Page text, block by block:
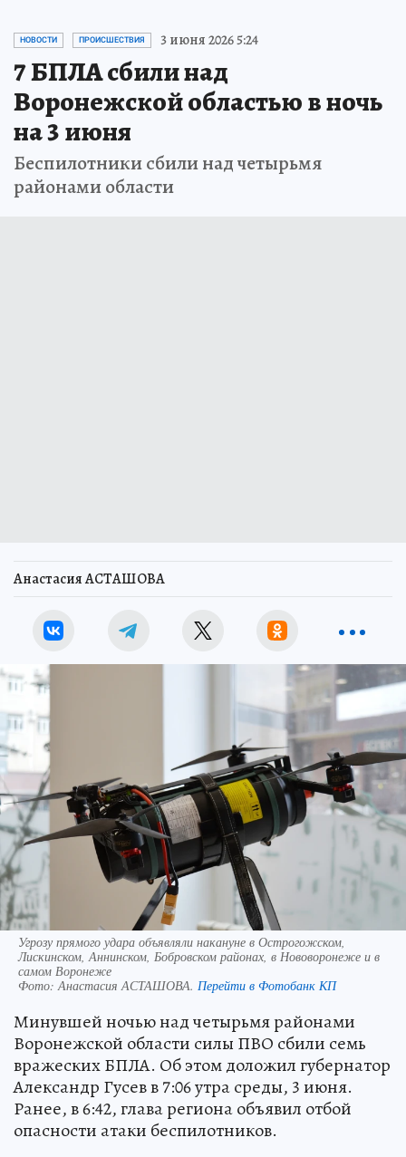
НОВОСТИ ПРОИСШЕСТВИЯ 3 июня 2026 5:24
7 БПЛА сбили над
Воронежской областью в ночь
на 3 июня
Беспилотники сбили над четырьмя
районами области
Анастасия АСТАШОВА
Угрозу прямого удара объявляли накануне в Острогожском,
Лискинском, Аннинском, Бобровском районах, в Нововоронеже и в
самом Воронеже
Фото:Анастасия АСТАШОВА. Перейти в Фотобанк КП
Минувшей ночью над четырьмя районами
Воронежской области силы ПВО сбили семь
вражеских БПЛА. Об этом доложил губернатор
Александр Гусев в 7:06 утра среды, 3 июня.
Ранее, в 6:42, глава региона объявил отбой
опасности атаки беспилотников.